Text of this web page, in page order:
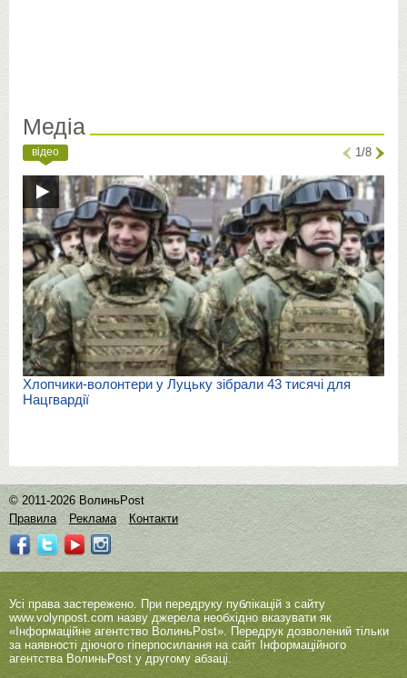
Медіа
відео 1/8
Хлопчики-волонтери у Луцьку зібрали 43 тисячі для
Нацгвардії
© 2011-2026 ВолиньPost
Правила
Реклама Контакти
Усі права застережено. При передруку публікацій з сайту
www.volynpost.com назву джерела необхідно вказувати як
«Інформаційне агентство ВолиньPost». Передрук дозволений тільки
за наявності діючого гіперпосилання на сайт Інформаційного
агентства ВолиньPost у другому абзаці.